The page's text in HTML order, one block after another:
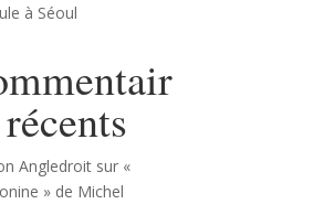
à Séoul
Angledroit sur «
» de Michel